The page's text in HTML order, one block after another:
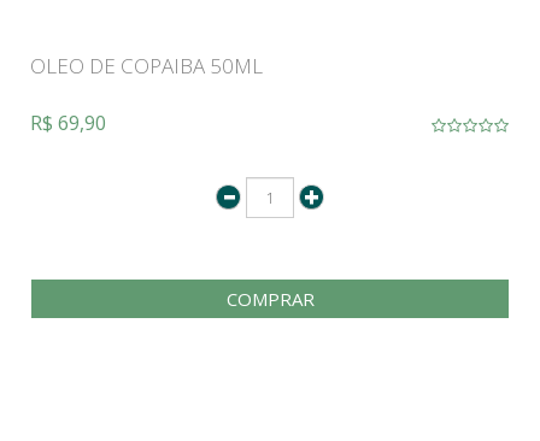
OLEO DE COPAIBA 50ML
R$ 69,90
COMPRAR